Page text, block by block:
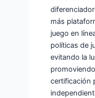
más
juego en
políticas de
evitando la
certificación